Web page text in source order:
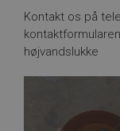
Kontakt os på
højvandslukke